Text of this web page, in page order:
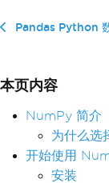
Pandas Python
本页内容
NumPy 简介
为什么选
开始使用
安装